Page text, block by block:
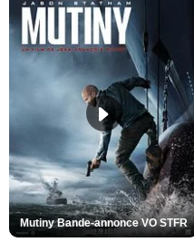
Mutiny Bande-annonce VO STFR